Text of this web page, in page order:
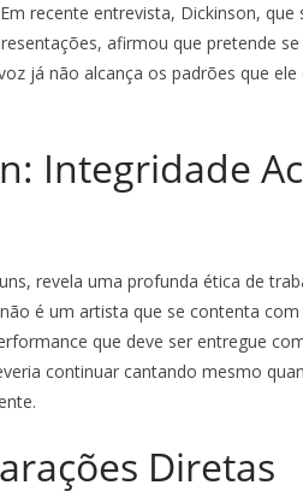
recente entrevista, Dickinson, que
afirmou que pretende
já não alcança os padrões que
Integridade
revela uma profunda ética de
é um artista que se contenta
que deve ser entregue
continuar cantando mesmo
Diretas